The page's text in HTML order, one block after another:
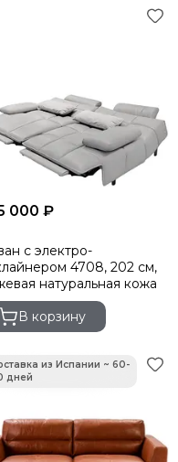
000 ₽
с электро-
4708, 202 см,
натуральная кожа
В корзину